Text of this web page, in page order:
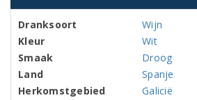
Dranksoort
Wijn
Kleur
Wit
Smaak
Droog
Land
Spanje
Herkomstgebied
Galicië